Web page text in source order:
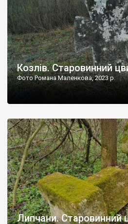
Козлів. Старовинний
Фото Романа Маленкова, 2023 р.
Липчани. Старовинний